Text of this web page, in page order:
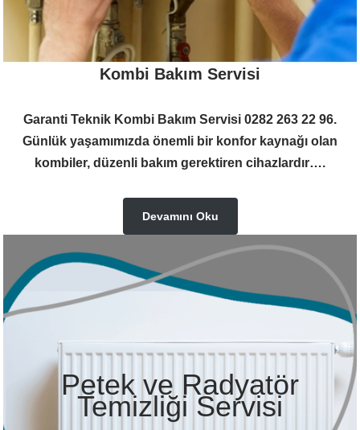
Kombi Bakım Servisi
Garanti Teknik Kombi Bakım Servisi 0282 263 22 96.
Günlük yaşamımızda önemli bir konfor kaynağı olan
kombiler, düzenli bakım gerektiren cihazlardır….
Devamını Oku
Petek ve Radyatör
Temizliği Servisi